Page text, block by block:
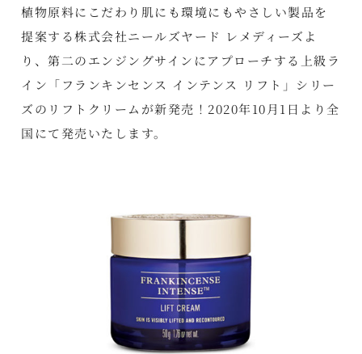
植物原料にこだわり肌にも環境にもやさしい製品を
提案する株式会社ニールズヤード レメディーズよ
り、第二のエンジングサインにアプローチする上級ラ
イン「フランキンセンス インテンス リフト」シリー
ズのリフトクリームが新発売！2020年10月1日より全
国にて発売いたします。